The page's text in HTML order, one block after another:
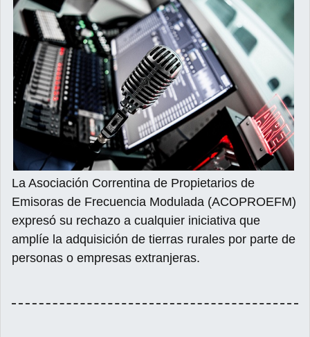
La Asociación Correntina de Propietarios de
Emisoras de Frecuencia Modulada (ACOPROEFM)
expresó su rechazo a cualquier iniciativa que
amplíe la adquisición de tierras rurales por parte de
personas o empresas extranjeras.